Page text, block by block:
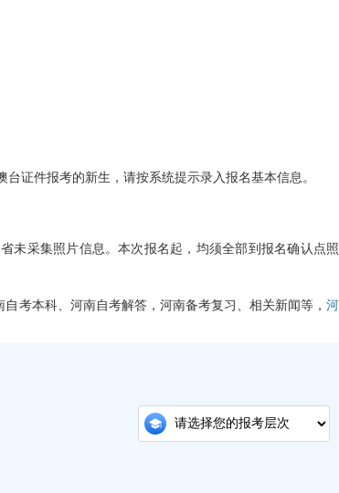
件报考的新生，请按系统提示录入报名基本信息。
采集照片信息。本次报名起，均须全部到报名确认点照
考本科、河南自考解答，河南备考复习、相关新闻等，河